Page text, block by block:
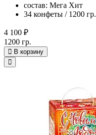
состав: Мега Хит
34 конфеты / 1200 гр.
4 100 ₽
1200 гр.
В корзину